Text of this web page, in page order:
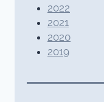
2022
2021
2020
2019